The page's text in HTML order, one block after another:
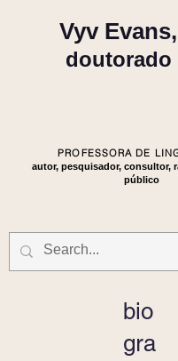
Vyv Evans,
doutorado
PROFESSORA DE
autor, pesquisador, consultor,
público
bio
gra